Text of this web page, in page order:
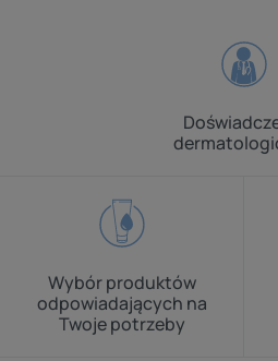
Wybór produktów
odpowiadających na
Twoje potrzeby